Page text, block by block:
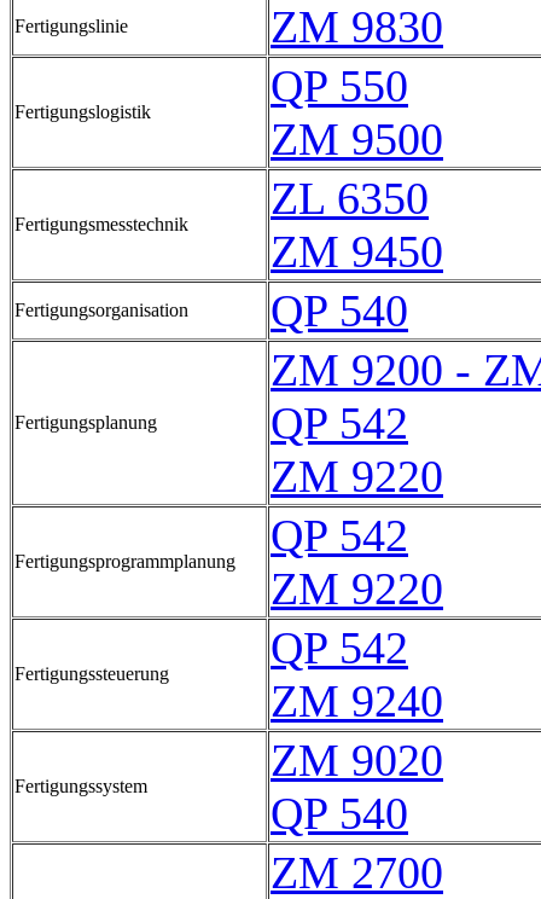
Fertigungslinie ZM 9830
Fertigungslogistik
QP 550
ZM 9500
Fertigungsmesstechnik
ZL 6350
ZM 9450
Fertigungsorganisation QP 540
Fertigungsplanung
ZM 9200 -
QP 542
ZM 9220
Fertigungsprogrammplanung
QP 542
ZM 9220
Fertigungssteuerung
QP 542
ZM 9240
Fertigungssystem
ZM 9020
QP 540
ZM 2700